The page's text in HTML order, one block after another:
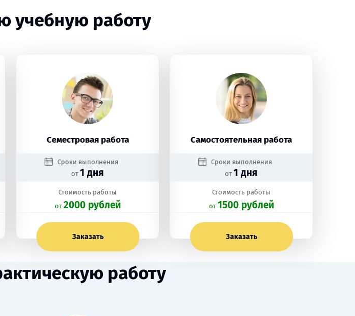
учебную работу
Семестровая работа
Сроки выполнения
от 1 дня
Стоимость работы
oт 2000 рублей
Заказать
Самостоятельная работа
Сроки выполнения
от 1 дня
Стоимость работы
oт 1500 рублей
Заказать
работу